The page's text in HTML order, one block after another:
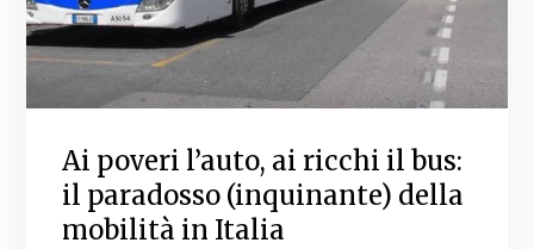
Ai poveri l’auto, ai ricchi il bus:
il paradosso (inquinante) della
mobilità in Italia